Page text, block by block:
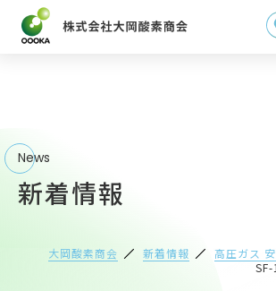
News
新着情報
大岡酸素商会 新着情報
高圧ガス